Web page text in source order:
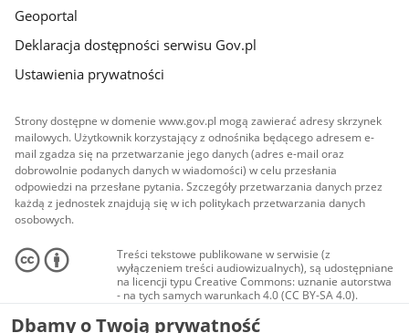
Geoportal
Deklaracja dostępności serwisu Gov.pl
Ustawienia prywatności
Strony dostępne w domenie www.gov.pl mogą zawierać adresy skrzynek
mailowych. Użytkownik korzystający z odnośnika będącego adresem e-
mail zgadza się na przetwarzanie jego danych (adres e-mail oraz
dobrowolnie podanych danych w wiadomości) w celu przesłania
odpowiedzi na przesłane pytania. Szczegóły przetwarzania danych przez
każdą z jednostek znajdują się w ich politykach przetwarzania danych
osobowych.
Treści tekstowe publikowane w serwisie (z
wyłączeniem treści audiowizualnych), są udostępniane
na licencji typu Creative Commons: uznanie autorstwa
- na tych samych warunkach 4.0 (CC BY-SA 4.0).
Materiały audiowizualne, w tym zdjęcia, materiały
audio i wideo, są udostępniane na licencji typu
Dbamy o Twoją prywatność